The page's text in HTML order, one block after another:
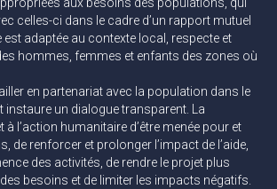
celles-ci dans le cadre d’un rapport mutuel
est adaptée au contexte local, respecte et
hommes, femmes et enfants des zones où
en partenariat avec la population dans le
instaure un dialogue transparent. La
l’action humanitaire d’être menée pour et
de renforcer et prolonger l’impact de l’aide,
des activités, de rendre le projet plus
besoins et de limiter les impacts négatifs.